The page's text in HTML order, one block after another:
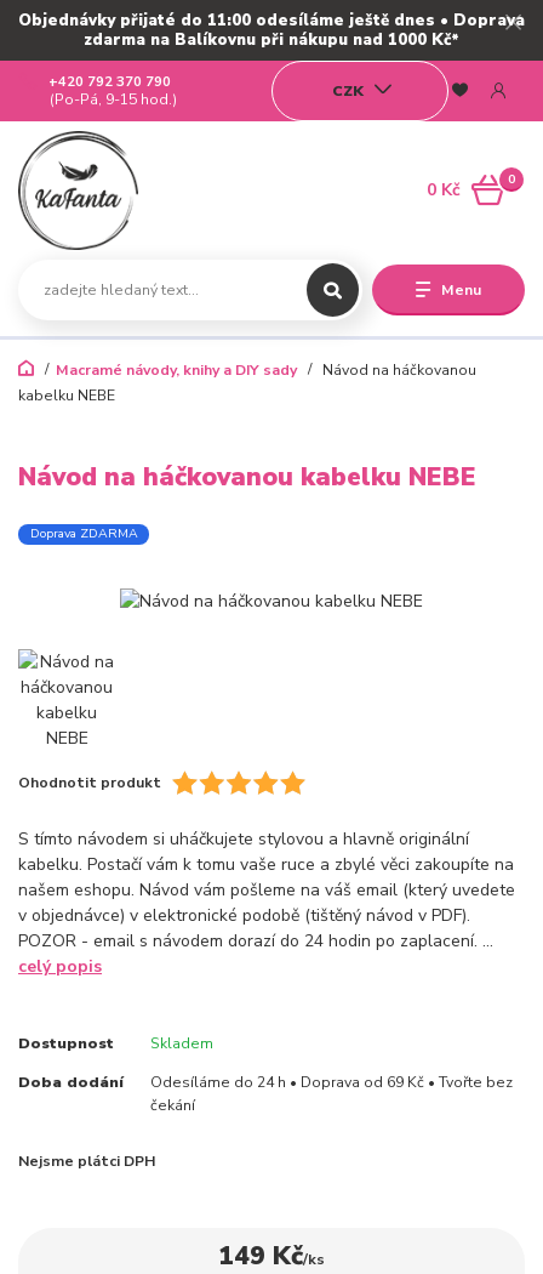
Objednávky přijaté do 11:00 odesíláme ještě dnes • Doprava
zdarma na Balíkovnu při nákupu nad 1000 Kč*
Menu
CZK
+420 792 370 790
(Po-Pá, 9-15 hod.)
0
0 Kč
Macramé návody, knihy a DIY sady
Návod na háčkovanou
kabelku NEBE
Návod na háčkovanou kabelku NEBE
Doprava ZDARMA
Ohodnotit produkt
S tímto návodem si uháčkujete stylovou a hlavně originální
kabelku. Postačí vám k tomu vaše ruce a zbylé věci zakoupíte na
našem eshopu. Návod vám pošleme na váš email (který uvedete
v objednávce) v elektronické podobě (tištěný návod v PDF).
POZOR - email s návodem dorazí do 24 hodin po zaplacení. ...
celý popis
Dostupnost Skladem
Doba dodání
Odesíláme do 24 h • Doprava od 69 Kč • Tvořte bez
čekání
Nejsme plátci DPH
149 Kč/ks